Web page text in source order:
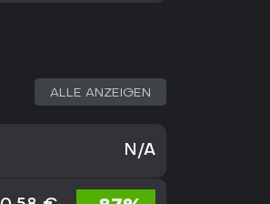
ALLE ANZEIGEN
N/A